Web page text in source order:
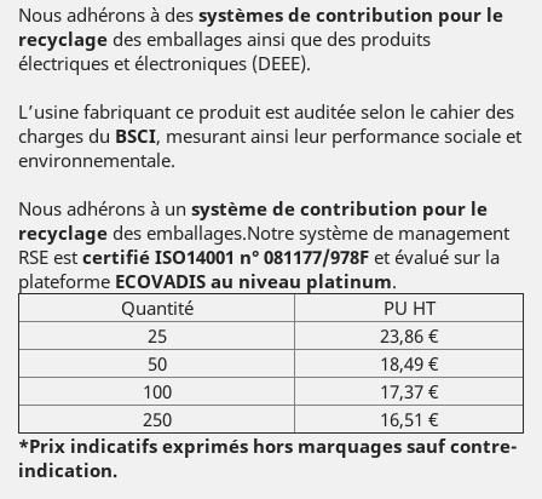
Nous adhérons à des systèmes de contribution pour le
recyclage des emballages ainsi que des produits
électriques et électroniques (DEEE).
L’usine fabriquant ce produit est auditée selon le cahier des
charges du BSCI, mesurant ainsi leur performance sociale et
environnementale.
Nous adhérons à un système de contribution pour le
recyclage des emballages.Notre système de management
RSE est certifié ISO14001 n° 081177/978F et évalué sur la
plateforme ECOVADIS au niveau platinum.
Quantité
PU HT
25
23,86 €
50
18,49 €
100
17,37 €
250
16,51 €
*Prix indicatifs exprimés hors marquages sauf contre-
indication.